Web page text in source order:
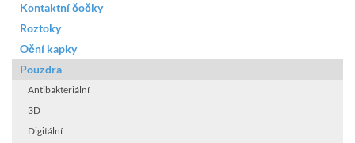
Kontaktní čočky
Roztoky
Oční kapky
Pouzdra
Antibakteriální
3D
Digitální